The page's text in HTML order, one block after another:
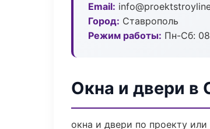
Email:
Город: Ставрополь
Режим работы: Пн-Сб:
Окна и двери в
окна и двери по проекту